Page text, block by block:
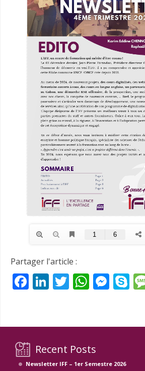
Partager l'article :
Facebook
LinkedIn
Twitter
Recent Posts
Newsletter IFF – 1er Semestre 2026